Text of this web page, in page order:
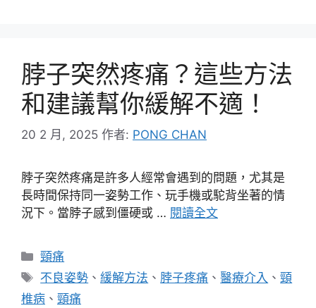
脖子突然疼痛？這些方法
和建議幫你緩解不適！
20 2 月, 2025 作者: PONG CHAN
脖子突然疼痛是許多人經常會遇到的問題，尤其是
長時間保持同一姿勢工作、玩手機或駝背坐著的情
況下。當脖子感到僵硬或 … 閱讀全文
分
類
頸痛
標
籤
不良姿勢 、緩解方法 、 脖子疼痛 、醫療介入 、頸
椎病 、 頸痛